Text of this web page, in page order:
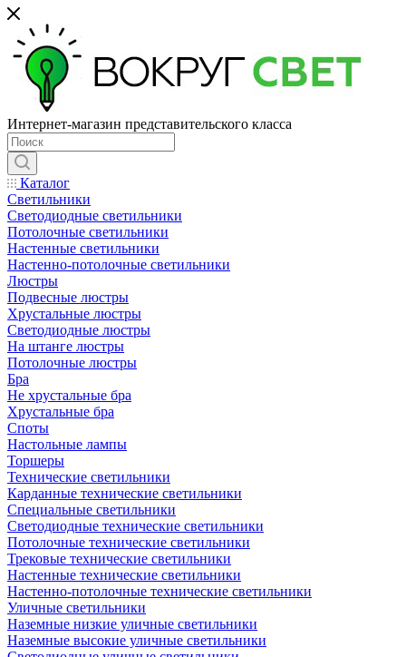
Интернет-магазин представительского класса
Каталог
Светильники
Светодиодные светильники
Потолочные светильники
Настенные светильники
Настенно-потолочные светильники
Люстры
Подвесные люстры
Хрустальные люстры
Светодиодные люстры
На штанге люстры
Потолочные люстры
Бра
Не хрустальные бра
Хрустальные бра
Споты
Настольные лампы
Торшеры
Технические светильники
Карданные технические светильники
Специальные светильники
Светодиодные технические светильники
Потолочные технические светильники
Трековые технические светильники
Настенные технические светильники
Настенно-потолочные технические светильники
Уличные светильники
Наземные низкие уличные светильники
Наземные высокие уличные светильники